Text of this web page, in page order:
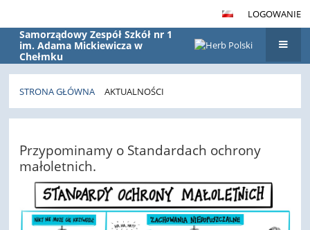
LOGOWANIE
Samorządowy Zespół Szkół nr 1
im. Adama Mickiewicza w
Chełmku
STRONA GŁÓWNA AKTUALNOŚCI
Przypominamy o Standardach ochrony
małoletnich.